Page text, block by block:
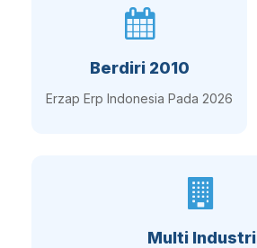
Berdiri 2010
Erzap Erp Indonesia Pada 2026
Multi Industri